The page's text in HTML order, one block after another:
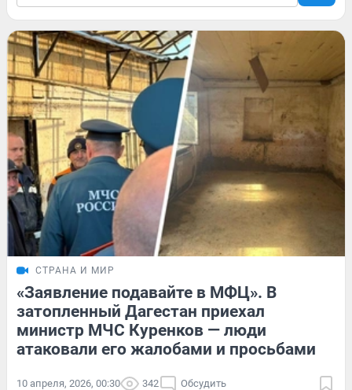
СТРАНА И МИР
«Заявление подавайте в МФЦ». В
затопленный Дагестан приехал
министр МЧС Куренков — люди
атаковали его жалобами и просьбами
10 апреля, 2026, 00:30 342 Обсудить